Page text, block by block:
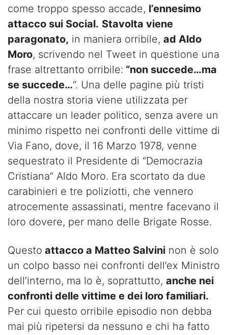
come troppo spesso accade, l’ennesimo
attacco sui Social. Stavolta viene
paragonato, in maniera orribile, ad Aldo
Moro, scrivendo nel Tweet in questione una
frase altrettanto orribile: “non succede…ma
se succede…“. Una delle pagine più tristi
della nostra storia viene utilizzata per
attaccare un leader politico, senza avere un
minimo rispetto nei confronti delle vittime di
Via Fano, dove, il 16 Marzo 1978, venne
sequestrato il Presidente di “Democrazia
Cristiana” Aldo Moro. Era scortato da due
carabinieri e tre poliziotti, che vennero
atrocemente assassinati, mentre facevano il
loro dovere, per mano delle Brigate Rosse.
Questo attacco a Matteo Salvini non è solo
un colpo basso nei confronti dell’ex Ministro
dell’interno, ma lo è, soprattutto, anche nei
confronti delle vittime e dei loro familiari.
Per cui questo orribile episodio non debba
mai più ripetersi da nessuno e chi ha fatto